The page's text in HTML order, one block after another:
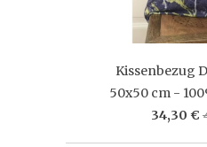
Kissenbezug
50x50 cm -
34,30 €